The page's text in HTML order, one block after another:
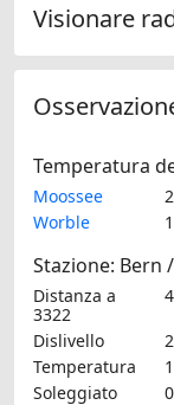
Visionare
Temperatura
Moossee
Worble
Stazione: Bern
Distanza a
3322
Dislivello
Temperatura
Soleggiato